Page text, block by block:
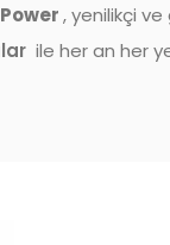
, yenilikçi ve
ile her an her